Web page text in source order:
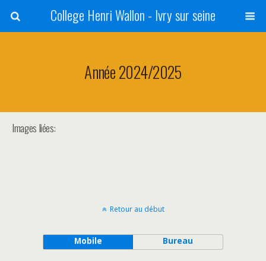
College Henri Wallon - Ivry sur seine
Année 2024/2025
Images liées:
Retour au début
Mobile Bureau